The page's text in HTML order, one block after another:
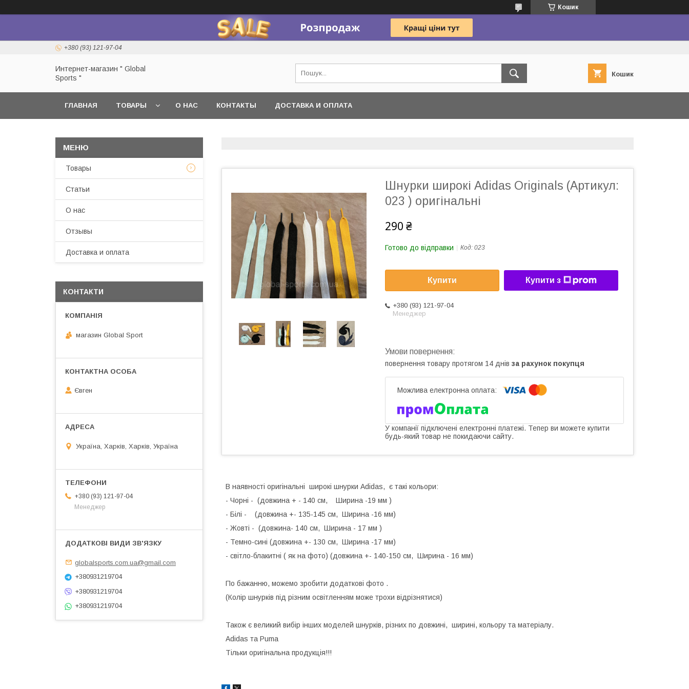
Кошик
+380 (93) 121-97-04
Интернет-магазин " Global
Sports "
Кошик
ГЛАВНАЯ ТОВАРЫ О НАС КОНТАКТЫ ДОСТАВКА И ОПЛАТА
Шнурки широкі Adidas Originals (Артикул:
023 ) оригінальні
290 ₴
Готово до відправки Код: 023
Купити Купити з
+380 (93) 121-97-04
Менеджер
повернення товару протягом 14 днів за рахунок покупця
У компанії підключені електронні платежі. Тепер ви можете купити
будь-який товар не покидаючи сайту.
В наявності оригінальні широкі шнурки Adidas, є такі кольори:
- Чорні - (довжина + - 140 см, Ширина -19 мм )
- Білі - (довжина +- 135-145 см, Ширина -16 мм)
- Жовті - (довжина- 140 см, Ширина - 17 мм )
- Темно-сині (довжина +- 130 см, Ширина -17 мм)
- світло-блакитні ( як на фото) (довжина +- 140-150 см, Ширина - 16 мм)
По бажанню, можемо зробити додаткові фото .
(Колір шнурків під різним освітленням може трохи відрізнятися)
Також є великий вибір інших моделей шнурків, різних по довжині, ширині, кольору та матеріалу.
Adidas та Puma
Тільки оригінальна продукція!!!
Товары
Статьи
О нас
Отзывы
Доставка и оплата
КОНТАКТИ
магазин Global Sport
Євген
Україна, Харків, Харків, Україна
+380 (93) 121-97-04
Менеджер
globalsports.com.ua@gmail.com
+380931219704
+380931219704
+380931219704